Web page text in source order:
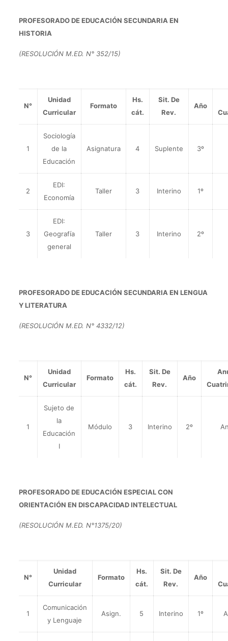
PROFESORADO DE EDUCACIÓN SECUNDARIA EN
HISTORIA
(RESOLUCIÓN M.ED. N° 352/15)
N°
Unidad
Curricular
Formato
Hs.
cát.
Sit. De
Rev.
Año
1
Sociología
de la
Educación
Asignatura 4 Suplente 3º
2
EDI:
Economía
Taller 3 Interino 1º
3
EDI:
Geografía
general
Taller 3 Interino 2º
PROFESORADO DE EDUCACIÓN SECUNDARIA EN LENGUA
Y LITERATURA
(RESOLUCIÓN M.ED. N° 4332/12)
N°
Unidad
Curricular
Formato
Hs.
cát.
Sit. De
Rev.
Año
1
Sujeto de
la
Educación
I
Módulo 3 Interino 2º
PROFESORADO DE EDUCACIÓN ESPECIAL CON
ORIENTACIÓN EN DISCAPACIDAD INTELECTUAL
(RESOLUCIÓN M.ED. N°1375/20)
N°
Unidad
Curricular
Formato
Hs.
cát.
Sit. De
Rev.
Año
1
Comunicación
y Lenguaje
Asign. 5 Interino 1º